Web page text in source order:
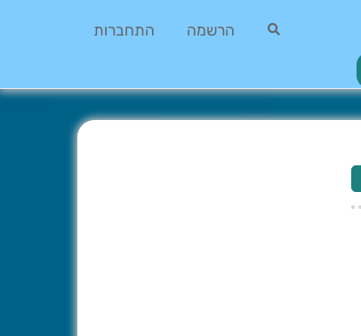
הרשמה התחברות